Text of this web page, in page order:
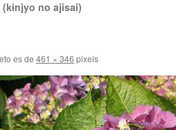
(kinjyo no ajisai)
es de 461 × 346 pixels